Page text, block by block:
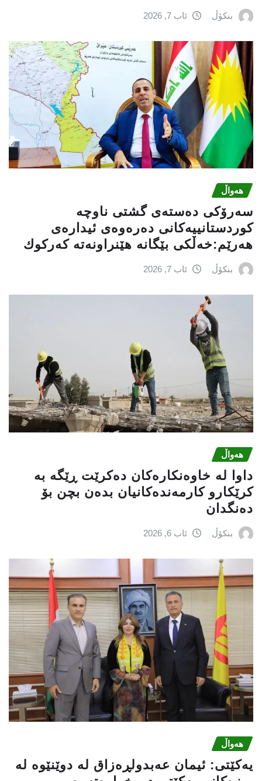
بنکۆڵ ئاب 7, 2026
هەواڵ
سه‌رۆكی دەستەی گشتی ناوچە
كوردستانییەكانی دەرەوەی ئیدارەی
هەرێم:خه‌ڵكی بێگانه‌ هێنراونه‌ته‌ كه‌ركوك
بنکۆڵ ئاب 7, 2026
هەواڵ
داوا لە خاوەنکارەکان دەکرێت ڕێگە بە
کرێکارو کارمەندەکانیان بدەن بچن بۆ
دەنگدان
بنکۆڵ ئاب 6, 2026
هەواڵ
یه‌كێتی: ئیمان عه‌بدولڕه‌زاق له‌ دوێنێوه‌ له‌